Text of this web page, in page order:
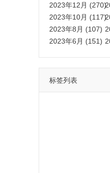
2023年12月 (270)
2023年10月 (117)
2023年8月 (107)
2023年6月 (151)
标签列表